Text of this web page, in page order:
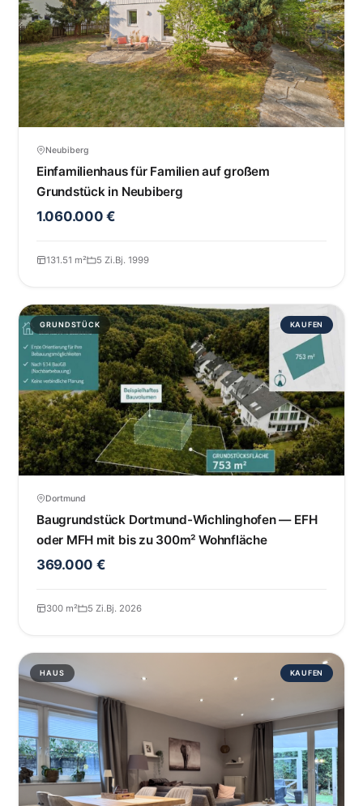
Neubiberg
Einfamilienhaus für Familien auf großem
Grundstück in Neubiberg
1.060.000 €
131.51 m² 5 Zi.Bj. 1999
GRUNDSTÜCK KAUFEN
Dortmund
Baugrundstück Dortmund-Wichlinghofen — EFH
oder MFH mit bis zu 300m² Wohnfläche
369.000 €
300 m² 5 Zi.Bj. 2026
HAUS KAUFEN